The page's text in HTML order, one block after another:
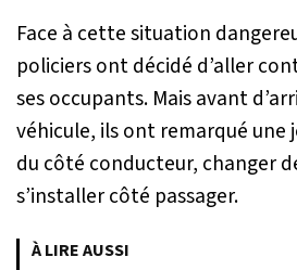
Face à cette situation
policiers ont décidé d’aller
ses occupants. Mais avant
véhicule, ils ont remarqué une
du côté conducteur, changer
s’installer côté passager.
À LIRE AUSSI